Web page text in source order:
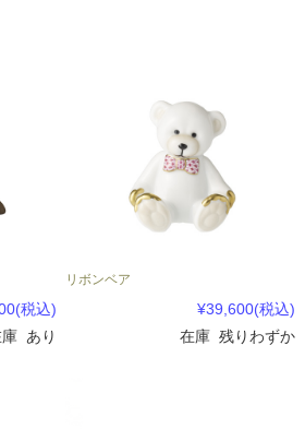
(税込)
あり
リボンベア
¥39,600(税込)
在庫 残りわずか